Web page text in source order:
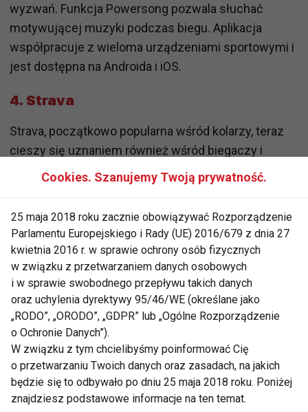
wyzwań. Funkcja Powersong pozwala słuchać
motywującej muzyki podczas biegu. Aplikacja
współpracuje z wieloma urządzeniami sportowymi i
jest dostępna na Androida i iOS.
4. Strava
Strava, początkowo popularna wśród kolarzy, teraz
cieszy się uznaniem również wśród biegaczy i
triathlonistów. Aplikacja pozwala zapisywać trasy i
ustanawiać rekordy, które inni użytkownicy mogą
tempa, prędkości, wysokości i spalonych kalorii.
Strava łączy się z wieloma urządzeniami GPS i jest
dostępna na Androida i iOS.
5. Zombies, Run!
Dla tych, którzy chcą połączyć bieganie z zabawą,
idealna będzie aplikacja Zombies, Run! Każdy bieg
staje się misją, podczas której musisz uratować
świat przed hordami zombie. Aplikacja łączy się z
Twoją muzyką i oferuje 4 darmowe misje, a za
Cookies. Szanujemy Twoją prywatność.
25 maja 2018 roku zacznie obowiązywać Rozporządzenie
Parlamentu Europejskiego i Rady (UE) 2016/679 z dnia 27
kwietnia 2016 r. w sprawie ochrony osób fizycznych
w związku z przetwarzaniem danych osobowych
i w sprawie swobodnego przepływu takich danych
oraz uchylenia dyrektywy 95/46/WE (określane jako
„RODO”, „ORODO”, „GDPR” lub „Ogólne Rozporządzenie
o Ochronie Danych”).
W związku z tym chcielibyśmy poinformować Cię
o przetwarzaniu Twoich danych oraz zasadach, na jakich
będzie się to odbywało po dniu 25 maja 2018 roku. Poniżej
znajdziesz podstawowe informacje na ten temat.